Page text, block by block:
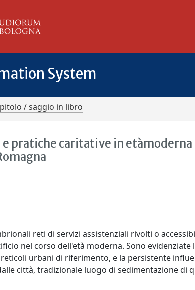
System
/ saggio in libro
e pratiche caritative in
reti di servizi assistenziali rivolti o
nel corso dell'età moderna. Sono
urbani di riferimento, e la persistente
città, tradizionale luogo di sedimentazione di